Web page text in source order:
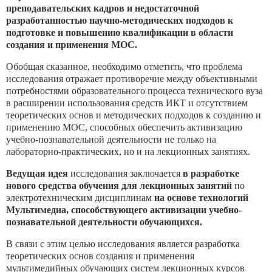
преподавательских кадров и недостаточной
разработанностью научно-методических подходов к
подготовке и повышению квалификации в области
создания и применения МОС.
Обобщая сказанное, необходимо отметить, что проблема
исследования отражает противоречие между объективными
потребностями образовательного процесса технического вуза
в расширении использования средств ИКТ и отсутствием
теоретических основ и методических подходов к созданию и
применению МОС, способных обеспечить активизацию
учебно-познавательной деятельности не только на
лабораторно-практических, но и на лекционных занятиях.
Ведущая идея исследования заключается в разработке
нового средства обучения для лекционных занятий по
электротехническим дисциплинам на основе технологий
Мультимедиа, способствующего активизации учебно-
познавательной деятельности обучающихся.
В связи с этим целью исследования является разработка
теоретических основ создания и применения
мультимедийных обучающих систем лекционных курсов